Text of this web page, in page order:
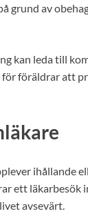
av
kan leda till
föräldrar att
ihållande
ett läkarbesök
avsevärt.